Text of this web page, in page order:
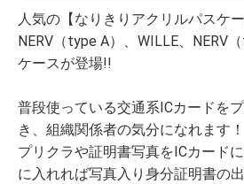
人気の【なりきりアクリルパスケ
NERV（type A）、WILLE、NERV
ケースが登場!!
普段使っている交通系ICカードを
き、組織関係者の気分になれます！
プリクラや証明書写真をICカード
に入れれば写真入り身分証明書の